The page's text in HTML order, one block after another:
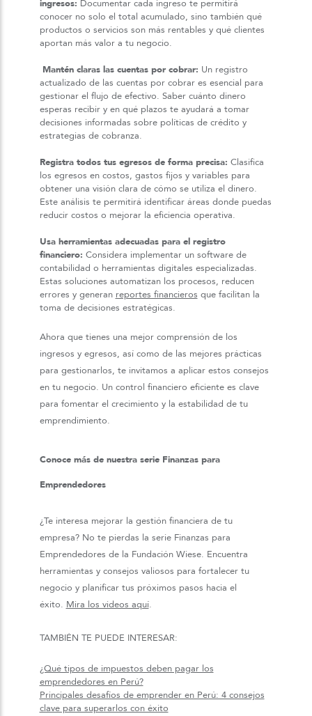
ingresos: Documentar cada ingreso te permitirá
conocer no solo el total acumulado, sino también qué
productos o servicios son más rentables y qué clientes
aportan más valor a tu negocio.
Mantén claras las cuentas por cobrar: Un registro
actualizado de las cuentas por cobrar es esencial para
gestionar el flujo de efectivo. Saber cuánto dinero
esperas recibir y en qué plazos te ayudará a tomar
decisiones informadas sobre políticas de crédito y
estrategias de cobranza.
Registra todos tus egresos de forma precisa: Clasifica
los egresos en costos, gastos fijos y variables para
obtener una visión clara de cómo se utiliza el dinero.
Este análisis te permitirá identificar áreas donde puedas
reducir costos o mejorar la eficiencia operativa.
Usa herramientas adecuadas para el registro
financiero: Considera implementar un software de
contabilidad o herramientas digitales especializadas.
Estas soluciones automatizan los procesos, reducen
errores y generan reportes financieros que facilitan la
toma de decisiones estratégicas.
Ahora que tienes una mejor comprensión de los
ingresos y egresos, así como de las mejores prácticas
para gestionarlos, te invitamos a aplicar estos consejos
en tu negocio. Un control financiero eficiente es clave
para fomentar el crecimiento y la estabilidad de tu
emprendimiento.
Conoce más de nuestra serie Finanzas para
Emprendedores
¿Te interesa mejorar la gestión financiera de tu
empresa? No te pierdas la serie Finanzas para
Emprendedores de la Fundación Wiese. Encuentra
herramientas y consejos valiosos para fortalecer tu
negocio y planificar tus próximos pasos hacia el
éxito. Mira los videos aquí.
TAMBIÉN TE PUEDE INTERESAR:
¿Qué tipos de impuestos deben pagar los
emprendedores en Perú?
Principales desafíos de emprender en Perú: 4 consejos
clave para superarlos con éxito